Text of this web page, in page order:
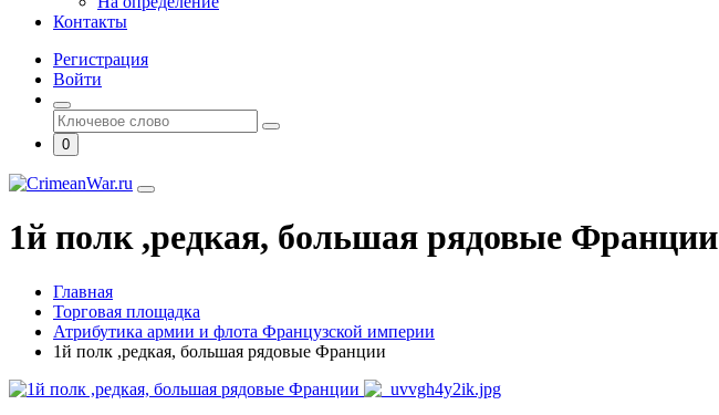
Контакты
Регистрация
Войти
0
1й полк ,редкая, большая рядовые Франции
Главная
Торговая площадка
Атрибутика армии и флота Французской империи
1й полк ,редкая, большая рядовые Франции